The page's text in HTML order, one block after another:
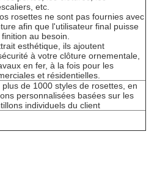
etc.
rosettes ne sont pas fournies avec
afin que l'utilisateur final puisse
au besoin.
esthétique, ils ajoutent
à votre clôture ornementale,
en fer, à la fois pour les
et résidentielles.
de 1000 styles de rosettes, en
personnalisées basées sur les
individuels du client